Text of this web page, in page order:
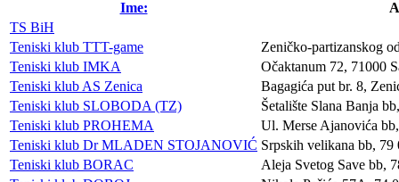
Ime:
TS BiH
Teniski klub TTT-game
Zeničko-partizanskog
Teniski klub IMKA
Očaktanum 72, 71000
Teniski klub AS Zenica
Bagagića put br. 8,
Teniski klub SLOBODA (TZ)
Šetalište Slana Banja
Teniski klub PROHEMA
Ul. Merse Ajanovića
Teniski klub Dr MLADEN STOJANOVIĆ Srpskih velikana bb, 79
Teniski klub BORAC
Aleja Svetog Save bb,